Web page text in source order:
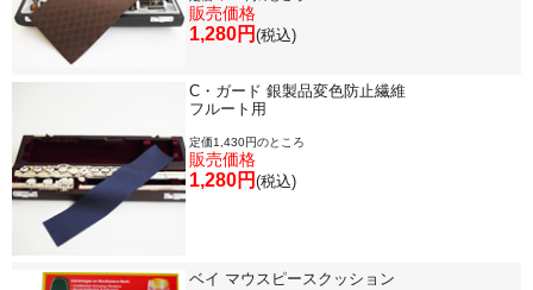
販売価格
1,280円 (税込)
C・ガード 銀製品変色防止繊維
フルート用
定価1,430円のところ
販売価格
1,280円 (税込)
ベイ マウスピースクッション